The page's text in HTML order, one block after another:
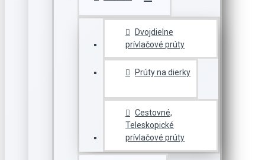
Dvojdielne
prívlačové prúty
Prúty na dierky
Cestovné,
Teleskopické
prívlačové prúty